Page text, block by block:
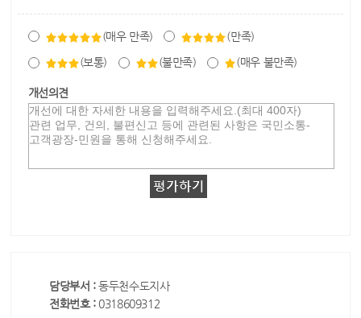
(매우 만족) (만족)
(보통) (불만족) (매우 불만족)
개선의견
담당부서 :동두천수도지사
전화번호 : 0318609312